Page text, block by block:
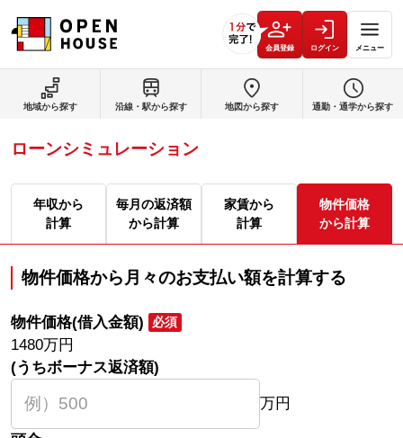
会員登録 ログイン メニュー
地域から探す 沿線・駅から探す 地図から探す 通勤・通学から探す
ローンシミュレーション
年収から
計算
毎月の返済額
から計算
家賃から
計算
物件価格
から計算
物件価格から月々のお支払い額を計算する
物件価格(借入金額) 必須
1480万円
(うちボーナス返済額)
万円